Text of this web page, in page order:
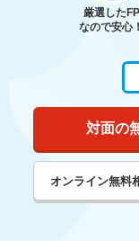
厳選したFP
なので安心！
対面の
オンライン無料